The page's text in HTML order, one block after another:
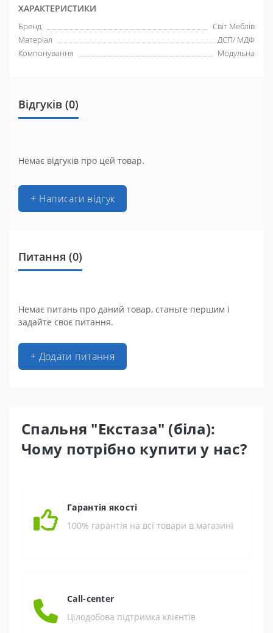
ХАРАКТЕРИСТИКИ
Бренд
Світ Меблів
Матеріал
ДСП/ МДФ
Компонування
Модульна
Відгуків (0)
Немає відгуків про цей товар.
+ Написати відгук
Питання (0)
Немає питань про даний товар, станьте першим і
задайте своє питання.
+ Додати питання
Спальня "Екстаза" (біла):
Чому потрібно купити у нас?
Гарантія якості
100% гарантія на всі товари в магазині
Call-center
Цілодобова підтримка клієнтів